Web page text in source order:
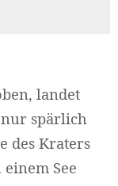
landet
spärlich
des Kraters
See